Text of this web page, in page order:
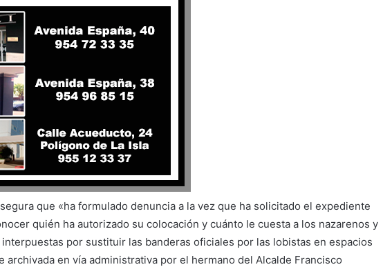
que «ha formulado denuncia a la vez que ha solicitado el expediente
quién ha autorizado su colocación y cuánto le cuesta a los nazarenos y
por sustituir las banderas oficiales por las lobistas en espacios
archivada en vía administrativa por el hermano del Alcalde Francisco